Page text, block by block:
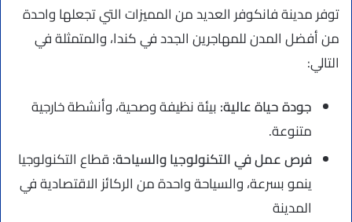
توفر مدينة فانكوفر العديد من المميزات التي تجعلها واحدة
من أفضل المدن للمهاجرين الجدد في كندا، والمتمثلة في
التالي:
جودة حياة عالية:بيئة نظيفة وصحية، وأنشطة خارجية
متنوعة.
فرص عمل في التكنولوجيا والسياحة:قطاع التكنولوجيا
ينمو بسرعة، والسياحة واحدة من الركائز الاقتصادية في
المدينة